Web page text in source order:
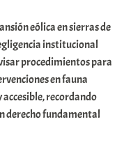
eólica en sierras de
institucional
procedimientos para
en fauna
recordando
derecho fundamental